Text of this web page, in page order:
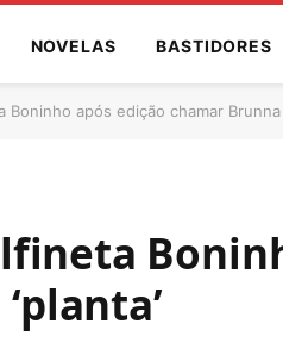
NOVELAS BASTIDORES
Boninho após edição chamar Brunna